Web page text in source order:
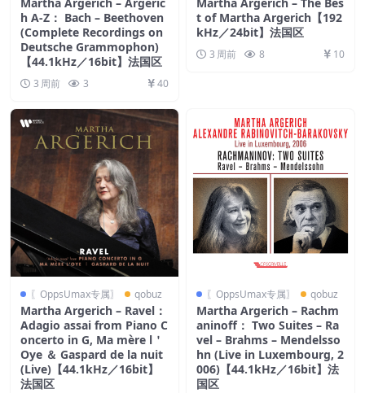
h A-Z： Bach – Beethoven
(Complete Recordings on
Deutsche Grammophon)
【44.1kHz／16bit】法国区
3 周前 3 40
t of Martha Argerich【192
kHz／24bit】法国区
3 周前 8 10
〖OppsUmax专属〗 qobuz
Martha Argerich – Ravel：
Adagio assai from Piano C
oncerto in G, Ma mère l＇
Oye ＆ Gaspard de la nuit
(Live)【44.1kHz／16bit】
法国区
〖OppsUmax专属〗 qobuz
Martha Argerich – Rachm
aninoff： Two Suites – Ra
vel – Brahms – Mendelsso
hn (Live in Luxembourg, 2
006)【44.1kHz／16bit】法
国区